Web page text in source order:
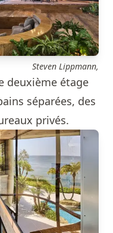
Steven Lippmann,
deuxième étage
séparées, des
privés.